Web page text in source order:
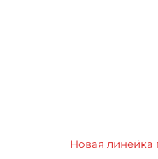
Новая